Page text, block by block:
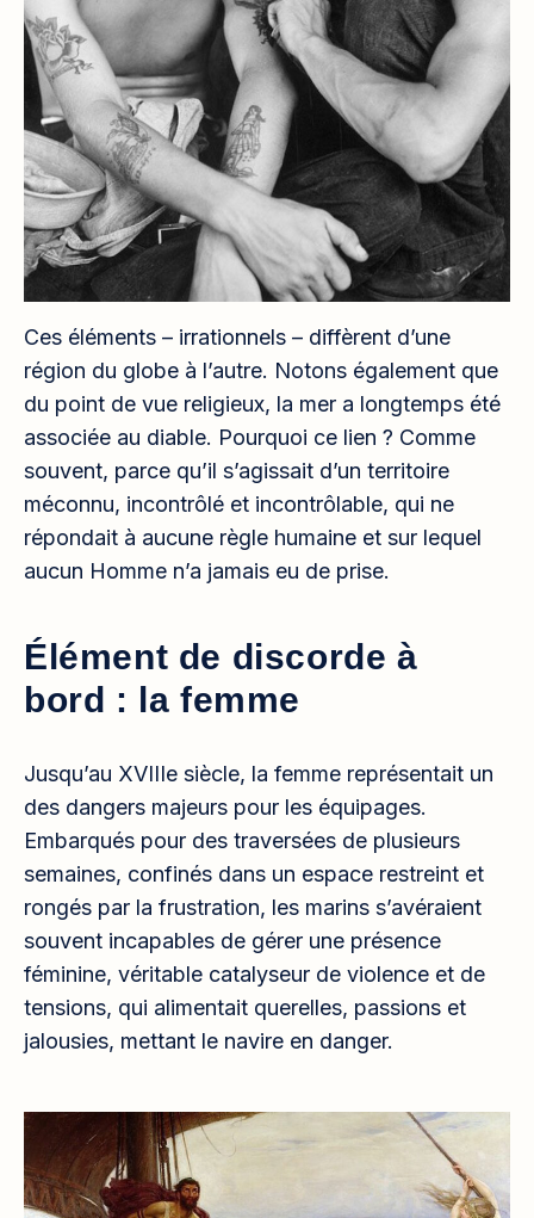
Ces éléments – irrationnels – diffèrent d’une
région du globe à l’autre. Notons également que
du point de vue religieux, la mer a longtemps été
associée au diable. Pourquoi ce lien ? Comme
souvent, parce qu’il s’agissait d’un territoire
méconnu, incontrôlé et incontrôlable, qui ne
répondait à aucune règle humaine et sur lequel
aucun Homme n’a jamais eu de prise.
Élément de discorde à
bord : la femme
Jusqu’au XVIIIe siècle, la femme représentait un
des dangers majeurs pour les équipages.
Embarqués pour des traversées de plusieurs
semaines, confinés dans un espace restreint et
rongés par la frustration, les marins s’avéraient
souvent incapables de gérer une présence
féminine, véritable catalyseur de violence et de
tensions, qui alimentait querelles, passions et
jalousies, mettant le navire en danger.